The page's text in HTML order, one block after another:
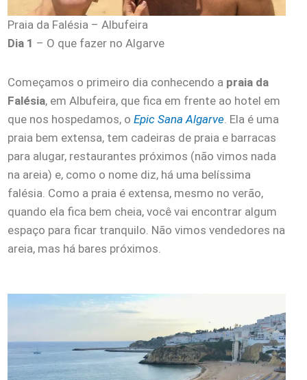
Praia da Falésia – Albufeira
Dia 1 – O que fazer no Algarve
Começamos o primeiro dia conhecendo a praia da
Falésia, em Albufeira, que fica em frente ao hotel em
que nos hospedamos, o Epic Sana Algarve . Ela é uma
praia bem extensa, tem cadeiras de praia e barracas
para alugar, restaurantes próximos (não vimos nada
na areia) e, como o nome diz, há uma belíssima
falésia. Como a praia é extensa, mesmo no verão,
quando ela fica bem cheia, você vai encontrar algum
espaço para ficar tranquilo. Não vimos vendedores na
areia, mas há bares próximos.